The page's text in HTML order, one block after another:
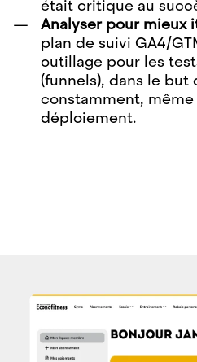
était critique au
Analyser pour mieux
plan de suivi GA4/
outillage pour les
(funnels), dans le but
constamment, même
déploiement.